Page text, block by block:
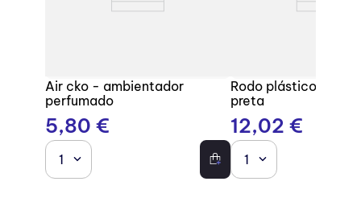
Air cko - ambientador
perfumado
5,80 €
1
Rodo plástico com
preta
12,02 €
1